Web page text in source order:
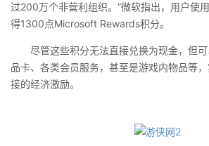
过200万个非营利组织。”微软指出，用户使
得1300点Microsoft Rewards积分。
尽管这些积分无法直接兑换为现金，但可
品卡、各类会员服务，甚至是游戏内物品等
接的经济激励。